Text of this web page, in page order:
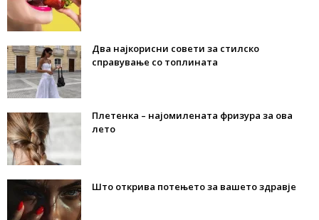
Два најкорисни совети за стилско
справување со топлината
Плетенка – најомилената фризура за ова
лето
Што открива потењето за вашето здравје